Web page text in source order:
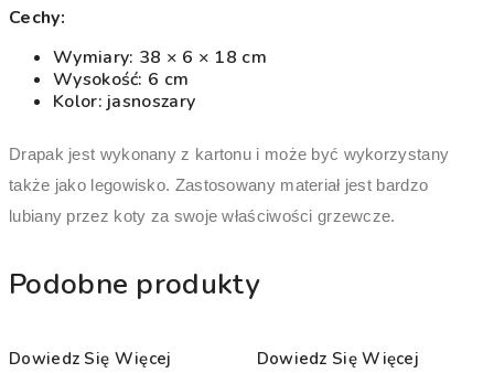
Cechy:
Wymiary: 38 × 6 × 18 cm
Wysokość: 6 cm
Kolor: jasnoszary
Drapak jest wykonany z kartonu i może być wykorzystany
także jako legowisko. Zastosowany materiał jest bardzo
lubiany przez koty za swoje właściwości grzewcze.
Podobne produkty
Dowiedz Się Więcej Dowiedz Się Więcej